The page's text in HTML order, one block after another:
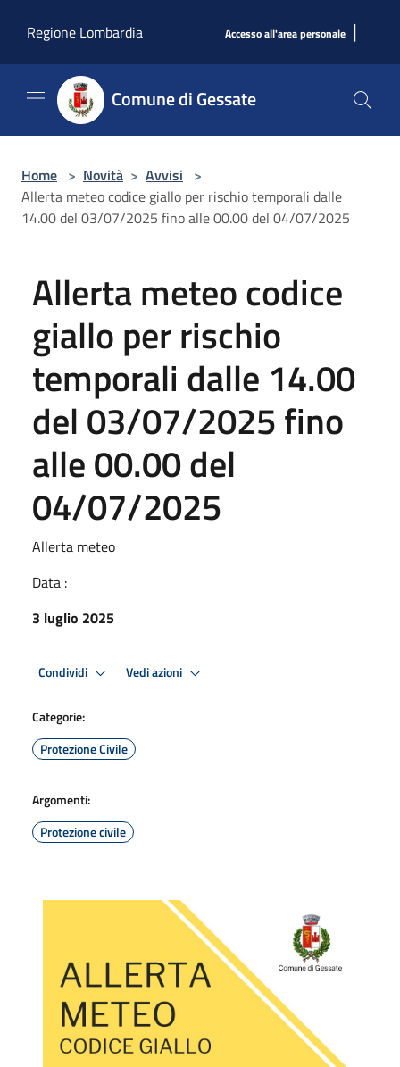
Regione Lombardia
Accesso all'area personale |
Comune di Gessate
Home > Novità > Avvisi >
Allerta meteo codice giallo per rischio temporali dalle
14.00 del 03/07/2025 fino alle 00.00 del 04/07/2025
Allerta meteo codice
giallo per rischio
temporali dalle 14.00
del 03/07/2025 fino
alle 00.00 del
04/07/2025
Allerta meteo
Data :
3 luglio 2025
Condividi Vedi azioni
Categorie:
Protezione Civile
Argomenti:
Protezione civile